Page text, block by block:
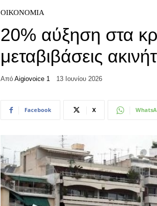
ΟΙΚΟΝΟΜΊΑ
20% αύξηση στα
μεταβιβάσεις
Από Aigiovoice 1 13 Ιουνίου 2026
Facebook X